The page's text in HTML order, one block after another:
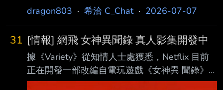
https://youtu.be/uQx6k3aH4wk 官方公開了 這
是接小說的SAOP或任何一個篇章 角色設計是山
本由美子擔任 也是刀劍之前動畫的總作畫監督
就順勢拉上來接了 監督比較苦的就是 因為前面
做過刀劍的監督都不回歸，啊又找不到人 最後
dragon803 · 希洽 C_Chat· 2026-07-07
31 [情報] 網飛 女神異聞錄 真人影集開發中
據《Variety》從知情人士處獲悉，Netflix 目前
正在開發一部改編自電玩遊戲《女神異 聞錄》
系列真人影集。 Christopher Monfette將負責撰